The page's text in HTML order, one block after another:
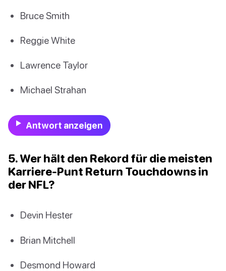
Bruce Smith
Reggie White
Lawrence Taylor
Michael Strahan
Antwort anzeigen
5. Wer hält den Rekord für die meisten
Karriere-Punt Return Touchdowns in
der NFL?
Devin Hester
Brian Mitchell
Desmond Howard